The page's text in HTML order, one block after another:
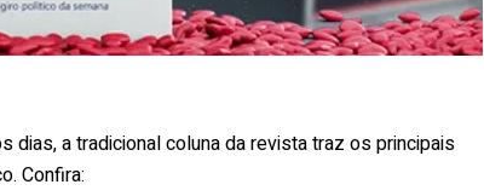
dias, a tradicional coluna da revista traz os principais
Confira: